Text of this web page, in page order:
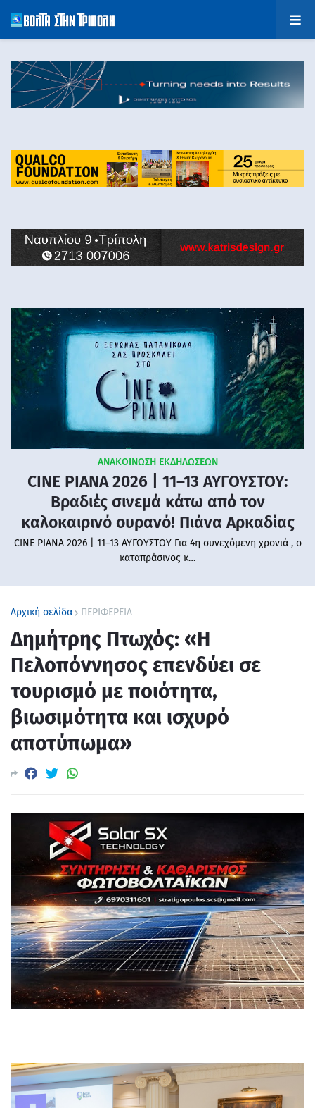
ΑΝΑΚΟΙΝΩΣΗ ΕΚΔΗΛΩΣΕΩΝ
CINE PIANA 2026 | 11–13 ΑΥΓΟΥΣΤΟΥ:
Βραδιές σινεμά κάτω από τον
καλοκαιρινό ουρανό! Πιάνα Αρκαδίας
CINE PIANA 2026 | 11–13 ΑΥΓΟΥΣΤΟΥ Για 4η συνεχόμενη χρονιά , ο
καταπράσινος κ…
Αρχική σελίδα ΠΕΡΙΦΕΡΕΙΑ
Δημήτρης Πτωχός: «Η
Πελοπόννησος επενδύει σε
τουρισμό με ποιότητα,
βιωσιμότητα και ισχυρό
αποτύπωμα»